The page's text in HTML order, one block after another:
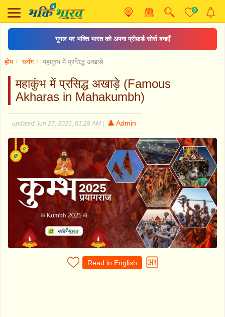
0
गूगल पर भक्ति भारत को अपना प्रीफ़र्ड सोर्स बनाएँ
होम ब्लॉग महाकुंभ में प्रसिद्ध अखाड़े
महाकुंभ में प्रसिद्ध अखाड़े (Famous
Akharas in Mahakumbh)
updated Jun 27, 2026, 01:28 AM 👤 Admin
Read in English